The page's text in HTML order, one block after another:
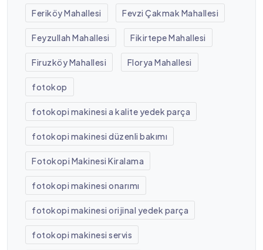
Feriköy Mahallesi Fevzi Çakmak Mahallesi
Feyzullah Mahallesi Fikirtepe Mahallesi
Firuzköy Mahallesi Florya Mahallesi
fotokop
fotokopi makinesi a kalite yedek parça
fotokopi makinesi düzenli bakımı
Fotokopi Makinesi Kiralama
fotokopi makinesi onarımı
fotokopi makinesi orijinal yedek parça
fotokopi makinesi servis